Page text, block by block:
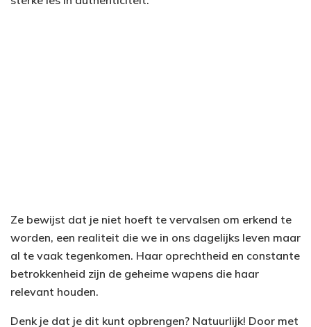
Ze bewijst dat je niet hoeft te vervalsen om erkend te
worden, een realiteit die we in ons dagelijks leven maar
al te vaak tegenkomen. Haar oprechtheid en constante
betrokkenheid zijn de geheime wapens die haar
relevant houden.
Denk je dat je dit kunt opbrengen? Natuurlijk! Door met